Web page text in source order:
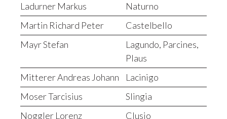
Ladurner Markus
Naturno
Martin Richard Peter
Castelbello
Mayr Stefan
Lagundo, Parcines,
Plaus
Mitterer Andreas Johann
Lacinigo
Moser Tarcisius
Slingia
Noggler Lorenz
Clusio